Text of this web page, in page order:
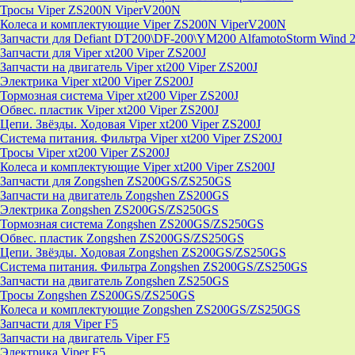
Тросы Viper ZS200N ViperV200N
Колеса и комплектующие Viper ZS200N ViperV200N
Запчасти для Defiant DT200\DF-200\YM200 AlfamotoStorm Wind
Запчасти для Viper xt200 Viper ZS200J
Запчасти на двигатель Viper xt200 Viper ZS200J
Электрика Viper xt200 Viper ZS200J
Тормозная система Viper xt200 Viper ZS200J
Обвес. пластик Viper xt200 Viper ZS200J
Цепи. Звёзды. Ходовая Viper xt200 Viper ZS200J
Система питания. Фильтра Viper xt200 Viper ZS200J
Тросы Viper xt200 Viper ZS200J
Колеса и комплектующие Viper xt200 Viper ZS200J
Запчасти для Zongshen ZS200GS/ZS250GS
Запчасти на двигатель Zongshen ZS200GS
Электрика Zongshen ZS200GS/ZS250GS
Тормозная система Zongshen ZS200GS/ZS250GS
Обвес. пластик Zongshen ZS200GS/ZS250GS
Цепи. Звёзды. Ходовая Zongshen ZS200GS/ZS250GS
Система питания. Фильтра Zongshen ZS200GS/ZS250GS
Запчасти на двигатель Zongshen ZS250GS
Тросы Zongshen ZS200GS/ZS250GS
Колеса и комплектующие Zongshen ZS200GS/ZS250GS
Запчасти для Viper F5
Запчасти на двигатель Viper F5